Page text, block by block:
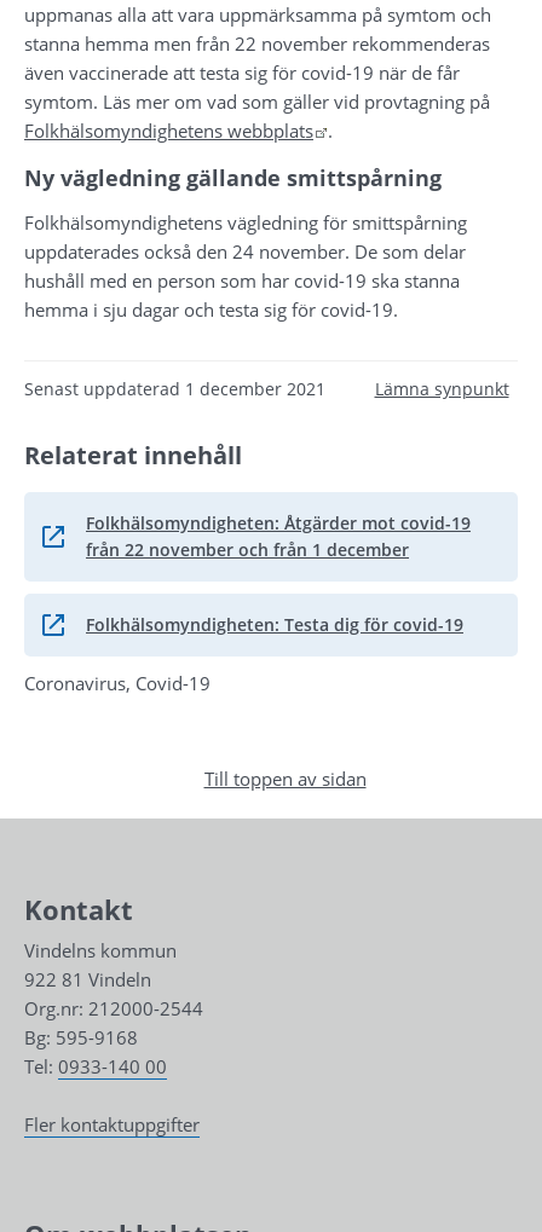
uppmanas alla att vara uppmärksamma på symtom och
stanna hemma men från 22 november rekommenderas
även vaccinerade att testa sig för covid-19 när de får
Folkhälsomyndighetens webbplats
.
Ny vägledning gällande smittspårning
Folkhälsomyndighetens vägledning för smittspårning
uppdaterades också den 24 november. De som delar
hushåll med en person som har covid-19 ska stanna
hemma i sju dagar och testa sig för covid-19.
Senast uppdaterad 1 december 2021 Lämna synpunkt
Relaterat innehåll
Folkhälsomyndigheten: Åtgärder mot covid-19
från 22 november och från 1 december
Länk till annan webbplats.
Folkhälsomyndigheten: Testa dig för covid-19
Länk till annan webbplats.
Coronavirus, Covid-19
Till toppen av sidan
Kontakt
Vindelns kommun
922 81 Vindeln
Org.nr: 212000-2544
Bg: 595-9168
Tel: 0933-140 00
Fler kontaktuppgifter